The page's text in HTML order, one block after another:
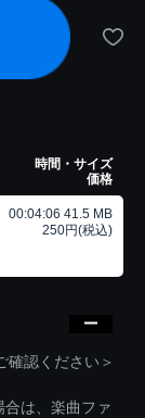
時間・サイズ
価格
00:04:06 41.5 MB
250円(税込)
認ください＞
は、楽曲ファ